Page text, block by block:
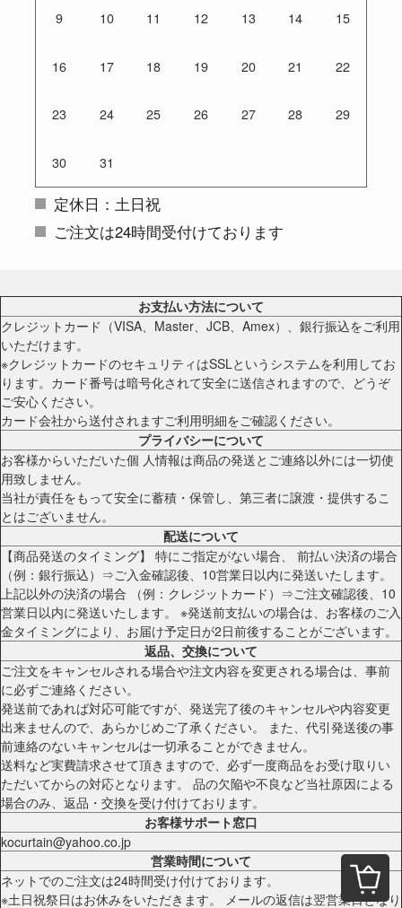
9 10 11 12 13 14 15
16 17 18 19 20 21 22
23 24 25 26 27 28 29
30 31
定休日：土日祝
ご注文は24時間受付けております
お支払い方法について
クレジットカード（VISA、Master、JCB、Amex）、銀行振込をご利用
いただけます。
※クレジットカードのセキュリティはSSLというシステムを利用してお
ります。カード番号は暗号化されて安全に送信されますので、どうぞ
ご安心ください。
カード会社から送付されますご利用明細をご確認ください。
プライバシーについて
お客様からいただいた個 人情報は商品の発送とご連絡以外には一切使
用致しません。
当社が責任をもって安全に蓄積・保管し、第三者に譲渡・提供するこ
とはございません。
配送について
【商品発送のタイミング】 特にご指定がない場合、 前払い決済の場合
（例：銀行振込）⇒ご入金確認後、10営業日以内に発送いたします。
上記以外の決済の場合 （例：クレジットカード）⇒ご注文確認後、10
営業日以内に発送いたします。 ※発送前支払いの場合は、お客様のご入
金タイミングにより、お届け予定日が2日前後することがございます。
返品、交換について
ご注文をキャンセルされる場合や注文内容を変更される場合は、事前
に必ずご連絡ください。
発送前であれば対応可能ですが、発送完了後のキャンセルや内容変更
出来ませんので、あらかじめご了承ください。 また、代引発送後の事
前連絡のないキャンセルは一切承ることができません。
送料など実費請求させて頂きますので、必ず一度商品をお受け取りい
ただいてからの対応となります。 品の欠陥や不良など当社原因による
場合のみ、返品・交換を受け付けております。
お客様サポート窓口
kocurtain@yahoo.co.jp
営業時間について
ネットでのご注文は24時間受け付けております。
※土日祝祭日はお休みをいただきます。 メールの返信は翌営業日となり